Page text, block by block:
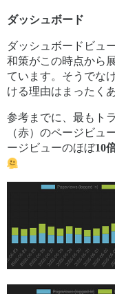
ダッシュボード
ダッシュボードビュ
和策がこの時点から
ています。そうでな
ける理由はまったく
参考までに、最もト
（赤）のページビュ
ージビューのほぼ10